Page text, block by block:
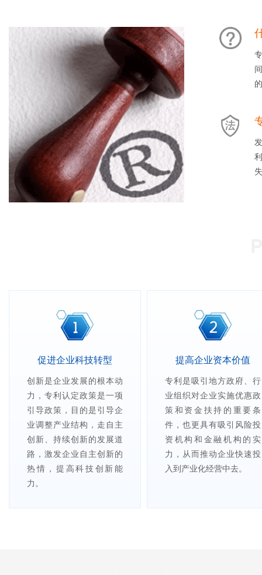
促进企业科技转型
创新是企业发展的根本动
力，专利认定政策是一项
引导政策，目的是引导企
业调整产业结构，走自主
创新、持续创新的发展道
路，激发企业自主创新的
热情，提高科技创新能
力。
提高企业资本价值
专利是吸引地方政府、行
业组织对企业实施优惠政
策和资金扶持的重要条
件，也更具有吸引风险投
资机构和金融机构的实
力，从而推动企业快速投
入到产业化经营中去。